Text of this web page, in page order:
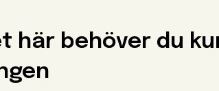
här behöver du